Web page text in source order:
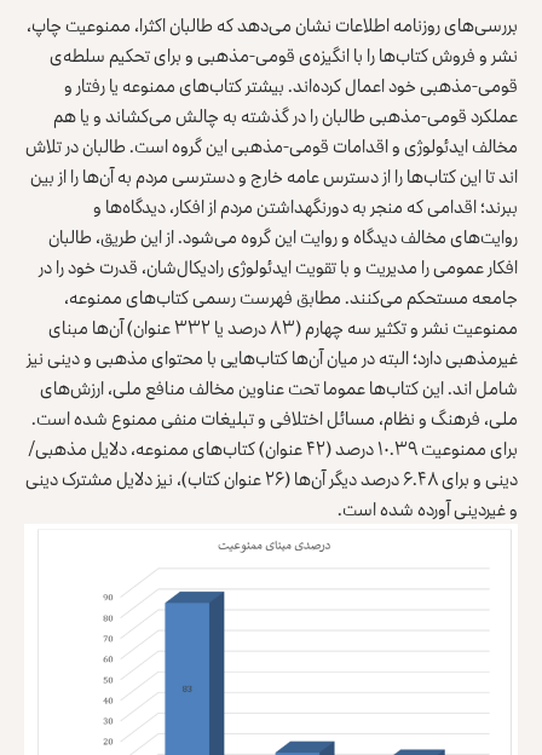
بررسی‌های روزنامه اطلاعات نشان می‌دهد که طالبان اکثرا، ممنوعیت چاپ،
نشر و فروش کتاب‌ها را با انگیزه‌ی قومی-مذهبی و برای تحکیم سلطه‌ی
قومی-مذهبی خود اعمال کرده‌اند. بیشتر کتاب‌های ممنوعه یا رفتار و
عملکرد قومی-مذهبی طالبان را در گذشته به چالش می‌کشاند و یا هم
مخالف ایدئولوژی و اقدامات قومی-مذهبی این گروه است. طالبان در تلاش
اند تا این کتاب‌ها را از دسترس عامه خارج و دسترسی مردم به آن‌ها را از بین
ببرند؛ اقدامی که منجر به دورنگهداشتن مردم از افکار، دیدگاه‌ها و
روایت‌های مخالف دیدگاه و روایت این گروه می‌شود. از این طریق، طالبان
افکار عمومی را مدیریت و با تقویت ایدئولوژی رادیکال‌شان، قدرت خود را در
جامعه مستحکم می‌کنند. مطابق فهرست رسمی کتاب‌های ممنوعه،
ممنوعیت نشر و تکثیر سه‌ چهارم (۸۳ درصد یا ۳۳۲ عنوان) آن‌ها مبنای
غیرمذهبی دارد؛ البته در میان آن‌ها کتاب‌هایی با محتوای مذهبی و دینی نیز
شامل اند. این کتاب‌ها عموما تحت عناوین مخالف منافع ملی، ارزش‌های
ملی، فرهنگ و نظام، مسائل اختلافی و تبلیغات منفی ممنوع شده است.
برای ممنوعیت ۱۰.۳۹ درصد (۴۲ عنوان) کتاب‌های ممنوعه، دلایل مذهبی/
دینی و برای ۶.۴۸ درصد دیگر آن‌ها (۲۶ عنوان کتاب)، نیز دلایل مشترک دینی
و غیردینی آورده شده است.